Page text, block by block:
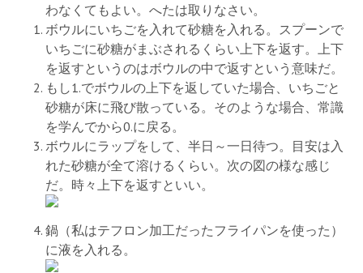
わなくてもよい。へたは取りなさい。
ボウルにいちごを入れて砂糖を入れる。スプーンで
いちごに砂糖がまぶされるくらい上下を返す。上下
を返すというのはボウルの中で返すという意味だ。
もし1.でボウルの上下を返していた場合、いちごと
砂糖が床に飛び散っている。そのような場合、常識
を学んでから0.に戻る。
ボウルにラップをして、半日～一日待つ。目安は入
れた砂糖が全て溶けるくらい。次の図の様な感じ
だ。時々上下を返すといい。
鍋（私はテフロン加工だったフライパンを使った）
に液を入れる。